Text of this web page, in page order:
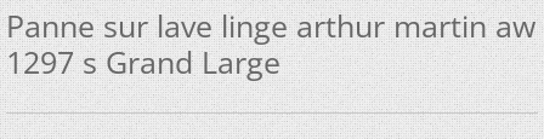
Panne sur lave linge arthur martin aw
1297 s Grand Large